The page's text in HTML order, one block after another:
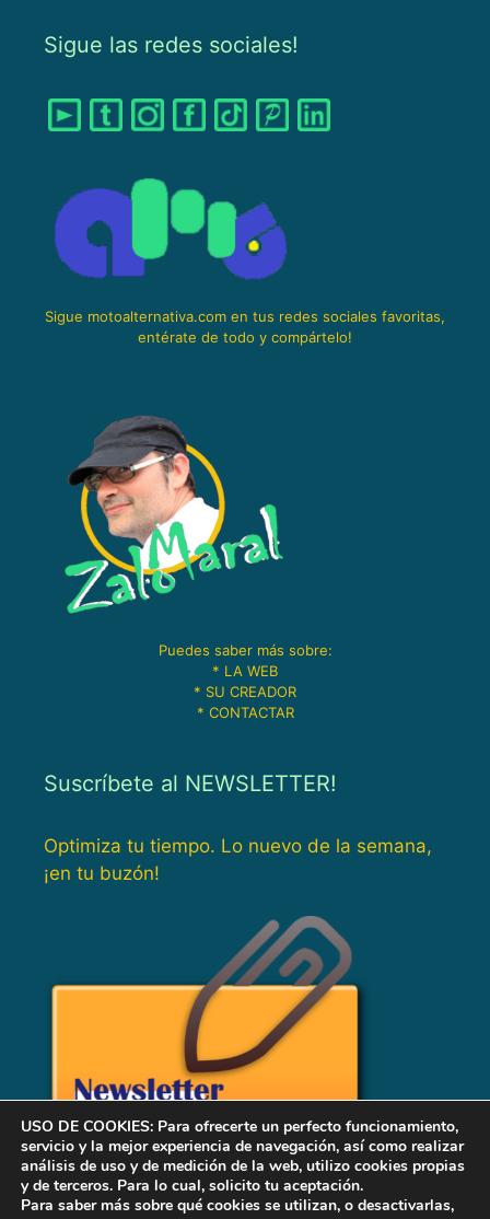
Sigue las redes sociales!
Sigue motoalternativa.com en tus redes sociales favoritas,
entérate de todo y compártelo!
Puedes saber más sobre:
* LA WEB
* SU CREADOR
* CONTACTAR
Suscríbete al NEWSLETTER!
Optimiza tu tiempo. Lo nuevo de la semana,
¡en tu buzón!
USO DE COOKIES: Para ofrecerte un perfecto funcionamiento,
servicio y la mejor experiencia de navegación, así como realizar
análisis de uso y de medición de la web, utilizo cookies propias
y de terceros. Para lo cual, solicito tu aceptación.
Para saber más sobre qué cookies se utilizan, o desactivarlas,